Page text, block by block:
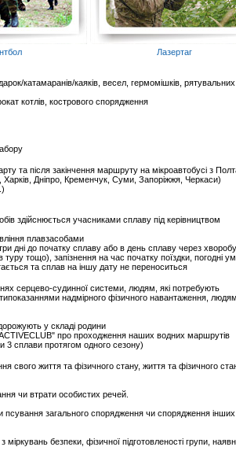
Лазертаг
катамаранів/каяків, весел, гермомішків, рятувальних
котлів, кострового спорядження
та після закінчення маршруту на мікроавтобусі з
Харків, Дніпро, Кременчук, Суми, Запоріжжя, Черкаси)
здійснюється учасниками сплаву під керівництвом
плавзасобами
дні до початку сплаву або в день сплаву через хворобу
туру тощо), запізнення на час початку поїздки, погодні
та сплав на іншу дату не переноситься
серцево-судинної системи, людям, які потребують
надмірного фізичного навантаження, людям
у складі родини
про проходження наших водних маршрутів
сплави протягом одного сезону)
свого життя та фізичного стану, життя та фізичного
чи втрати особистих речей.
псування загального спорядження чи спорядження інших
безпеки, фізичної підготовленості групи,